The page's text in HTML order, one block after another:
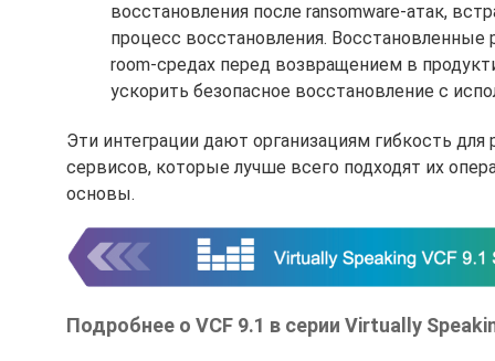
восстановления после ransomware-атак,
процесс восстановления.
room-средах перед возвращением в
ускорить безопасное восстановление с
Эти интеграции дают организациям гибкость
сервисов, которые лучше всего подходят их
основы.
Подробнее о VCF 9.1 в серии Virtually